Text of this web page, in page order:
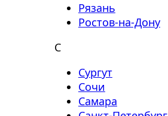
Рязань
Ростов-на-Дону
С
Сургут
Сочи
Самара